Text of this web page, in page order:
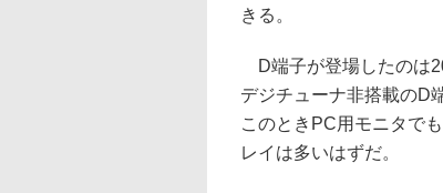
きる。
D端子が登場したのは
デジチューナ非搭載のD
このときPC用モニタで
レイは多いはずだ。